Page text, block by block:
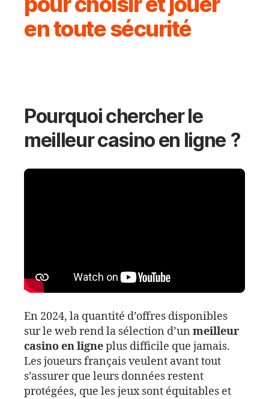
en toute sécurité
Pourquoi chercher le
meilleur casino en ligne ?
En 2024, la quantité d’offres disponibles
sur le web rend la sélection d’un meilleur
casino en ligneplus difficile que jamais.
Les joueurs français veulent avant tout
s’assurer que leurs données restent
protégées, que les jeux sont équitables et